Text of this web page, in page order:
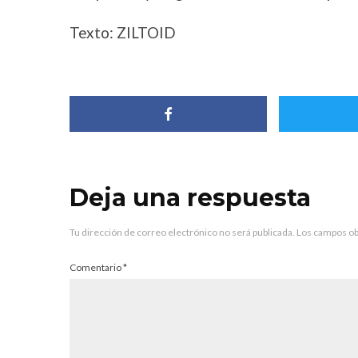
Texto: ZILTOID
Deja una respuesta
Tu dirección de correo electrónico no será publicada. Los campos
Comentario*